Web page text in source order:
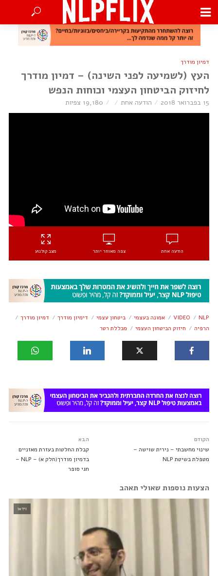
דמיון מודרך
העץ (לשמיעה לפני השינה) – דמיון מודרך
לחיזוק הביטחון העצמי וכוחות הנפש
15 בפברואר 2018 הודעה אחת 19,180 צפיות
הודעה אחת צפה מאוחר יותר מצב קולנוע
NLP
VIDEO אמונה בעצמי ביטחון עצמי דימיון מודרך
דמיון מודרך
הרפיה
חיזוק הביטחון העצמי מכללת רטר
הקודם
שינוי מחשבתי – נירית שוישה –
מטפלת בשיטת NLP
הבא
קבלת החלטות בעזרת מאזניים
בדמיון מודרך(חלק א) – NLP –
חגי סופר
הצעות נוספות שאולי תאהב
וידאו